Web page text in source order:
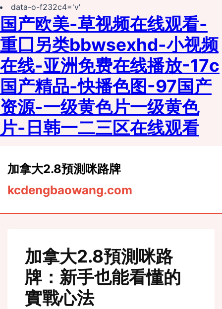
data-o-f232c4='v'
国产欧美-草视频在线观看-
重囗另类bbwseⅹhd-小视频
在线-亚洲免费在线播放-17c
国产精品-快播色图-97国产
资源-一级黄色片一级黄色
片-日韩一二三区在线观看
load
加拿大2.8預測咪路牌
kcdengbaowang.com
加拿大2.8預測咪路
牌：新手也能看懂的
實戰心法